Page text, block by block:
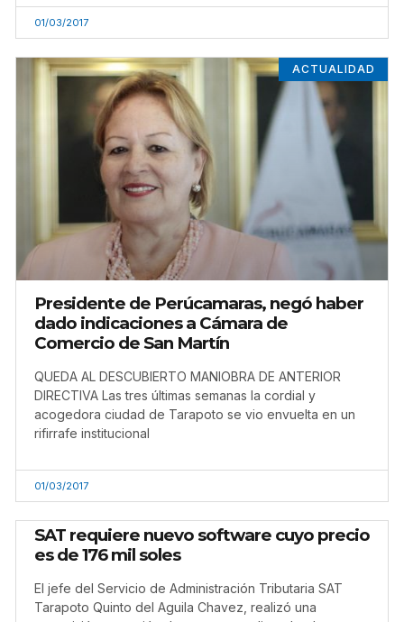
01/03/2017
ACTUALIDAD
Presidente de Perúcamaras, negó haber
dado indicaciones a Cámara de
Comercio de San Martín
QUEDA AL DESCUBIERTO MANIOBRA DE ANTERIOR
DIRECTIVA Las tres últimas semanas la cordial y
acogedora ciudad de Tarapoto se vio envuelta en un
rifirrafe institucional
01/03/2017
SAT requiere nuevo software cuyo precio
es de 176 mil soles
El jefe del Servicio de Administración Tributaria SAT
Tarapoto Quinto del Aguila Chavez, realizó una